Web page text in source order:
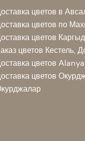
цветов в
цветов по
цветов
цветов Кестель,
цветов Alanya
цветов